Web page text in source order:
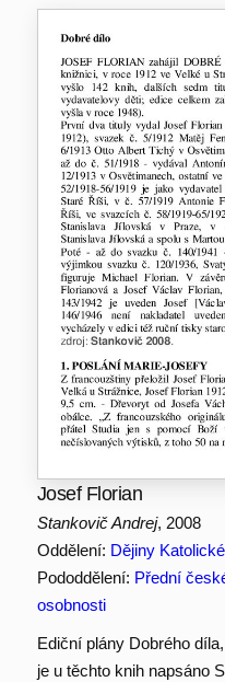
Josef Florian
Stankovič Andrej, 2008
Oddělení: Dějiny
Pododdělení: Přední
osobnosti
Ediční plány Dobrého
je u těchto knih napsáno